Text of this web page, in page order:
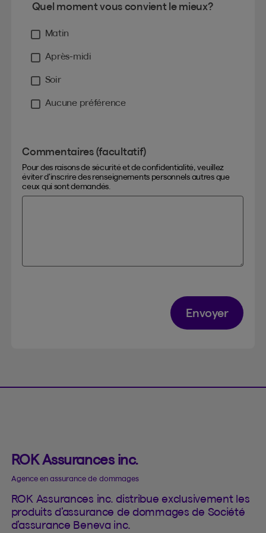
Quel moment vous convient le mieux?
Matin
Après-midi
Soir
Aucune préférence
Commentaires (facultatif)
Pour des raisons de sécurité et de confidentialité, veuillez
éviter d’inscrire des renseignements personnels autres que
ceux qui sont demandés.
Envoyer
ROK Assurances inc.
Agence en assurance de dommages
ROK Assurances inc. distribue exclusivement les
produits d’assurance de dommages de Société
d’assurance Beneva inc.